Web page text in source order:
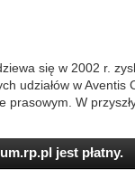
się w 2002 r.
udziałów w Aventis
W
jest płatny.